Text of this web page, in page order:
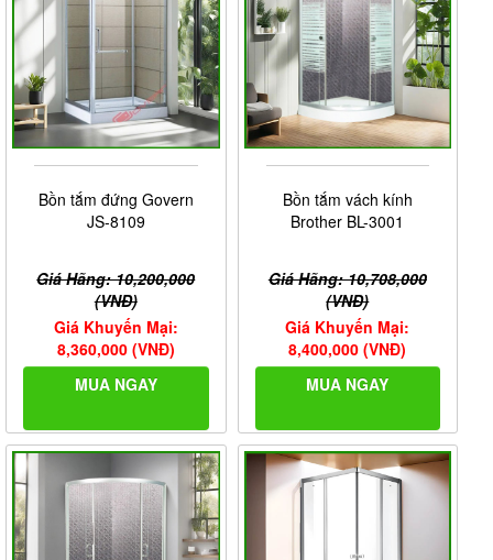
Bồn tắm đứng Govern
JS-8109
Giá Hãng: 10,200,000
(VNĐ)
Giá Khuyến Mại:
8,360,000 (VNĐ)
MUA NGAY
Bồn tắm vách kính
Brother BL-3001
Giá Hãng: 10,708,000
(VNĐ)
Giá Khuyến Mại:
8,400,000 (VNĐ)
MUA NGAY